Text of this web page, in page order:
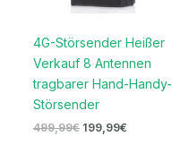
4G-Störsender Heißer
Verkauf 8 Antennen
tragbarer Hand-Handy-
Störsender
499,99€ 199,99€